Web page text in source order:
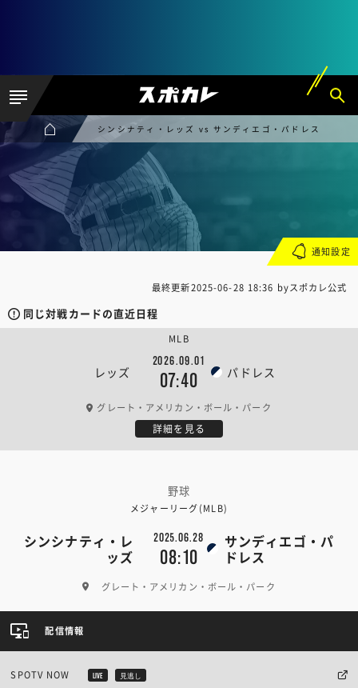
シンシナティ・レッズ vs サンディエゴ・パドレス
最終更新2025-06-28 18:36 byスポカレ公式
同じ対戦カードの直近日程
レッズ
2026.09.01
07:40 パドレス
MLB
グレート・アメリカン・ボール・パーク
詳細を見る
野球
メジャーリーグ(MLB)
シンシナティ・レ
ッズ
2025.06.28
08:10
サンディエゴ・パ
ドレス
グレート・アメリカン・ボール・パーク
通知設定
配信情報
SPOTV NOW LIVE 見逃し